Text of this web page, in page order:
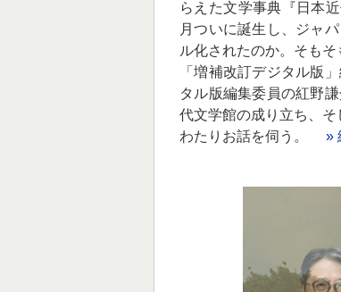
らえた文学事典『日本
月ついに誕生し、ジャ
ル化されたのか。そもそ
「増補改訂デジタル版
タル版編集委員の紅野
代文学館の成り立ち、
わたりお話を伺う。
»